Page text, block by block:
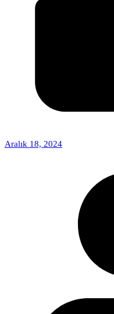
Aralık 18, 2024